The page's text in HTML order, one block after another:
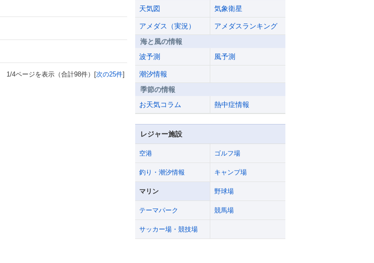
1/4ページを表示（合計98件）[次の25件]
天気図
気象衛星
アメダス（実況）
アメダスランキング
海と風の情報
波予測
風予測
潮汐情報
季節の情報
お天気コラム
熱中症情報
レジャー施設
空港 ゴルフ場
釣り・潮汐情報 キャンプ場
マリン 野球場
テーマパーク 競馬場
サッカー場・競技場